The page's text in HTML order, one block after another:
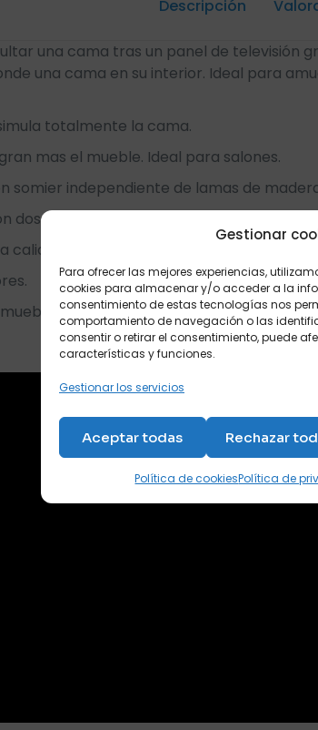
Gestionar
Para ofrecer las mejores experiencias,
cookies para almacenar y/o acceder a la
consentimiento de estas tecnologías nos
comportamiento de navegación o las
consentir o retirar el consentimiento, puede
características y funciones.
Gestionar los servicios
Aceptar todas Rechazar
Política de cookiesPolítica de
Descripción
una cama tras un panel de televisión
una cama en su interior. Ideal para
totalmente la cama.
mas el mueble. Ideal para salones.
somier independiente de lamas de
dos sábanas y una manta o edredón.
y aspecto.
cama en las tiendas Sofás Camas